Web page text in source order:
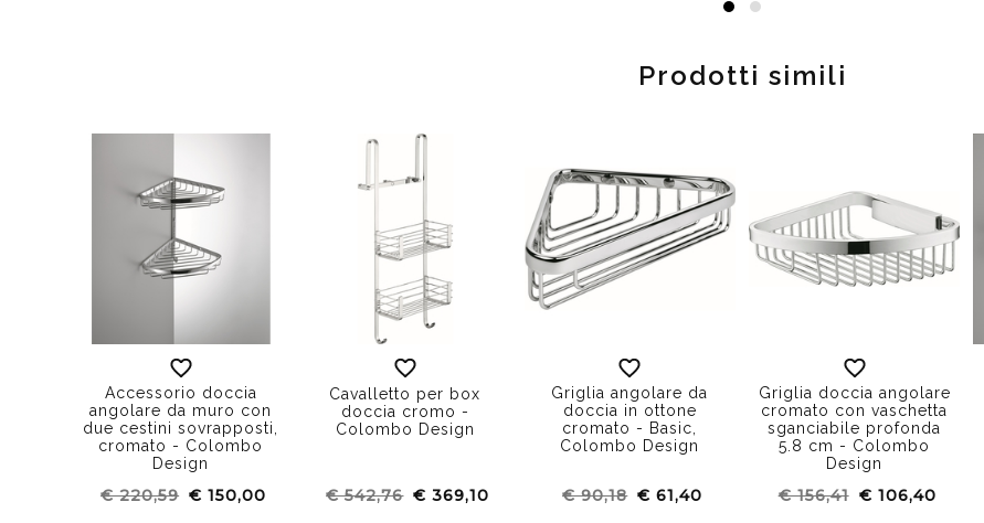
Prodotti simili
Accessorio doccia
angolare da muro con
due cestini sovrapposti,
cromato - Colombo
Design
€ 220,59 € 150,00
Cavalletto per box
doccia cromo -
Colombo Design
€ 542,76 € 369,10
Griglia angolare da
doccia in ottone
cromato - Basic,
Colombo Design
€ 90,18 € 61,40
Griglia doccia angolare
cromato con vaschetta
sganciabile profonda
5.8 cm - Colombo
Design
€ 156,41 € 106,40